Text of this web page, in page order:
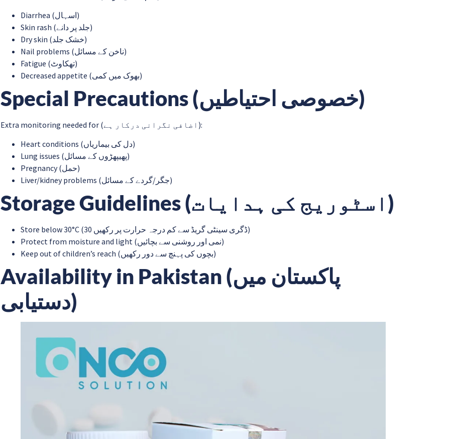
Diarrhea (اسہال)
Skin rash (جلد پر دانے)
Dry skin (خشک جلد)
Nail problems (ناخن کے مسائل)
Fatigue (تھکاوٹ)
Decreased appetite (بھوک میں کمی)
Special Precautions (خصوصی احتیاطیں)
Extra monitoring needed for (اضافی نگرانی درکار ہے):
Heart conditions (دل کی بیماریاں)
Lung issues (پھیپھڑوں کے مسائل)
Pregnancy (حمل)
Liver/kidney problems (جگر/گردے کے مسائل)
Storage Guidelines (اسٹوریج کی ہدایات)
Store below 30°C (30 ڈگری سینٹی گریڈ سے کم درجہ حرارت پر رکھیں)
Protect from moisture and light (نمی اور روشنی سے بچائیں)
Keep out of children’s reach (بچوں کی پہنچ سے دور رکھیں)
Availability in Pakistan (پاکستان میں
دستیابی)